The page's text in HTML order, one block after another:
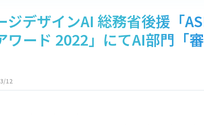
ジデザインAI 総務省後援「
ワード 2022」にてAI部門「
12